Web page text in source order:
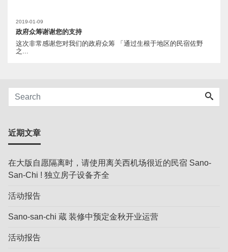
2019-01-09
政府众筹谢谢您的支持
这次非常感谢您对我们的政府众筹 「通过生根于地区的民宿佐野
之...
近期文章
在大版自愿隔离时，请使用离关西机场很近的民宿 Sano-
San-Chi ! 独立房子设备齐全
活动报告
Sano-san-chi 蔵 装修中预定金秋开业运营
活动报告